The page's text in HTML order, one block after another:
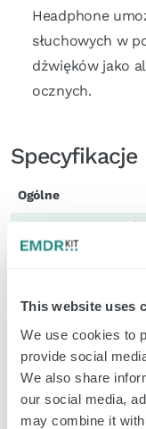
This website uses
We use cookies to
provide social
We also share
our social media,
may combine it
Headphone
słuchowych w
dźwięków jako
ocznych.
Specyfikacje
Ogólne
Ustawienia
Przycisk
ograniczenie
Tworzenie profili:
Zestaw / licznik
Sterowanie za